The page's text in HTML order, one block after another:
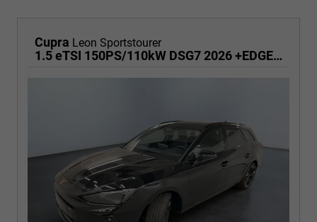
Cupra Leon Sportstourer
1.5 eTSI 150PS/110kW DSG7 2026 +EDGE+PANO+INTELLIGENT DRIVE